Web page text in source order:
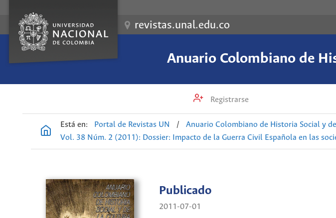
revistas.unal.edu.co
Anuario Colombiano de
Registrarse
Está en: Portal de Revistas UN / Anuario Colombiano de Historia Social y
Vol. 38 Núm. 2 (2011): Dossier: Impacto de la Guerra Civil Española en las
Publicado
2011-07-01